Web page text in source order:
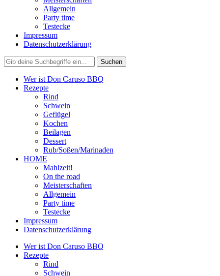
Allgemein
Party time
Testecke
Impressum
Datenschutzerklärung
Wer ist Don Caruso BBQ
Rezepte
Rind
Schwein
Geflügel
Kochen
Beilagen
Dessert
Rub/Soßen/Marinaden
HOME
Mahlzeit!
On the road
Meisterschaften
Allgemein
Party time
Testecke
Impressum
Datenschutzerklärung
Wer ist Don Caruso BBQ
Rezepte
Rind
Schwein